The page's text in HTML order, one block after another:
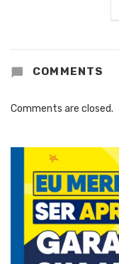
COMMENTS
Comments are closed.